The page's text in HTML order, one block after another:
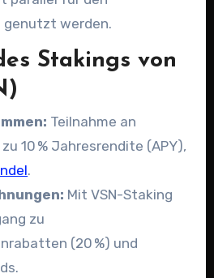
werden.
Stakings von
Teilnahme an
10 % Jahresrendite (APY),
.
Mit VSN-Staking
zu
(20 %) und